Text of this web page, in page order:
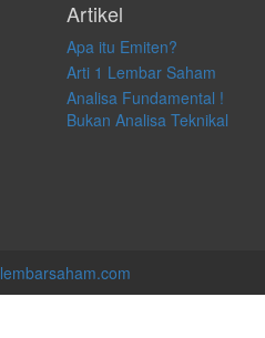
Artikel
Apa itu Emiten?
Arti 1 Lembar Saham
Analisa Fundamental !
Bukan Analisa Teknikal
lembarsaham.com